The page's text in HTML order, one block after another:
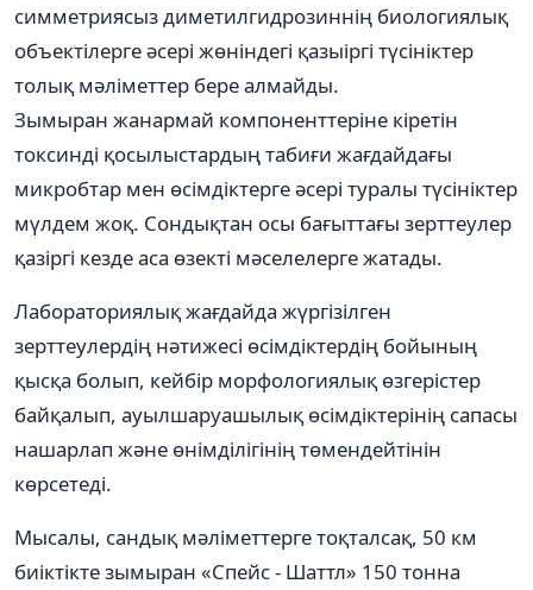
симметриясыз диметилгидрозиннің биологиялық
объектілерге әсері жөніндегі қазыіргі түсініктер
толық мәліметтер бере алмайды.
Зымыран жанармай компоненттеріне кіретін
токсинді қосылыстардың табиғи жағдайдағы
микробтар мен өсімдіктерге әсері туралы түсініктер
мүлдем жоқ. Сондықтан осы бағыттағы зерттеулер
қазіргі кезде аса өзекті мәселелерге жатады.
Лабораториялық жағдайда жүргізілген
зерттеулердің нәтижесі өсімдіктердің бойының
қысқа болып, кейбір морфологиялық өзгерістер
байқалып, ауылшаруашылық өсімдіктерінің сапасы
нашарлап және өнімділігінің төмендейтінін
көрсетеді.
Мысалы, сандық мәліметтерге тоқталсақ, 50 км
биіктікте зымыран «Спейс - Шаттл» 150 тонна